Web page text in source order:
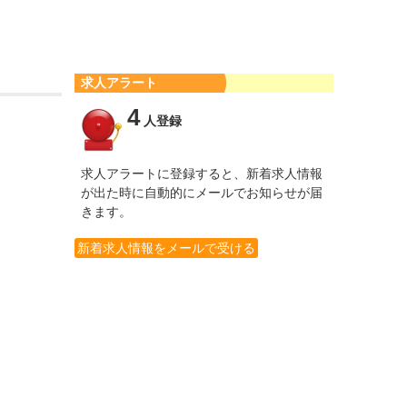
求人アラート
4人登録
求人アラートに登録すると、新着求人情報
が出た時に自動的にメールでお知らせが届
きます。
新着求人情報をメールで受ける